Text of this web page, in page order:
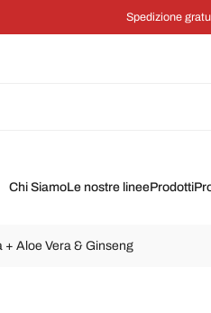
Chi SiamoLe nostre lineeProdotti
+ Aloe Vera & Ginseng